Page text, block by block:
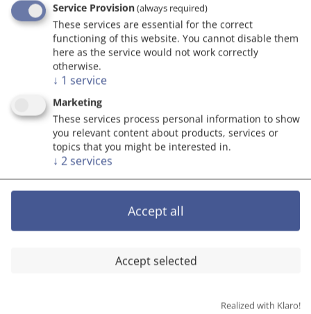
I accept the AGB *
Go to top
Service Provision(always required)
These services are essential for the correct
functioning of this website. You cannot disable them
here as the service would not work correctly
otherwise.
↓ 1 service
Marketing
These services process personal information to show
you relevant content about products, services or
topics that you might be interested in.
↓ 2 services
Accept selected
Accept all
Realized with Klaro!